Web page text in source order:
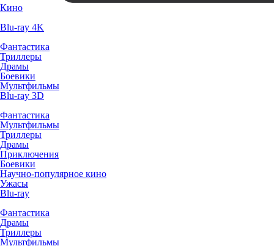
Кино
Blu-ray 4K
Фантастика
Триллеры
Драмы
Боевики
Мультфильмы
Blu-ray 3D
Фантастика
Мультфильмы
Триллеры
Драмы
Приключения
Боевики
Научно-популярное кино
Ужасы
Blu-ray
Фантастика
Драмы
Триллеры
Мультфильмы